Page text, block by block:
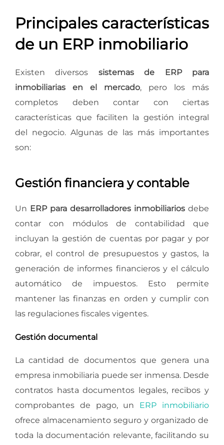
Principales características
de un ERP inmobiliario
Existen diversos sistemas de ERP para
inmobiliarias en el mercado, pero los más
completos deben contar con ciertas
características que faciliten la gestión integral
del negocio. Algunas de las más importantes
son:
Gestión financiera y contable
Un ERP para desarrolladores inmobiliarios debe
contar con módulos de contabilidad que
incluyan la gestión de cuentas por pagar y por
cobrar, el control de presupuestos y gastos, la
generación de informes financieros y el cálculo
automático de impuestos. Esto permite
mantener las finanzas en orden y cumplir con
las regulaciones fiscales vigentes.
Gestión documental
La cantidad de documentos que genera una
empresa inmobiliaria puede ser inmensa. Desde
contratos hasta documentos legales, recibos y
comprobantes de pago, un ERP inmobiliario
ofrece almacenamiento seguro y organizado de
toda la documentación relevante, facilitando su